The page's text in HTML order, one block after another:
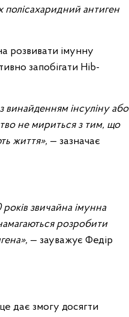
антиген
розвивати імунну
запобігати Hib-
винайденням інсуліну або
не мириться з тим, що
життя», — зазначає
звичайна імунна
розробити
— зауважує Федір
дає змогу досягти